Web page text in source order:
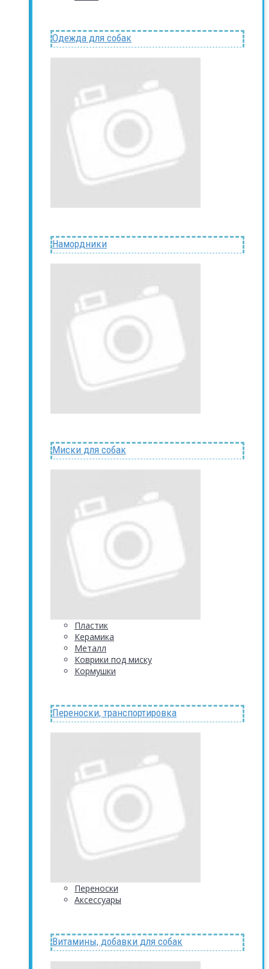
Одежда для собак
Намордники
Миски для собак
Пластик
Керамика
Металл
Коврики под миску
Кормушки
Переноски, транспортировка
Переноски
Аксессуары
Витамины, добавки для собак